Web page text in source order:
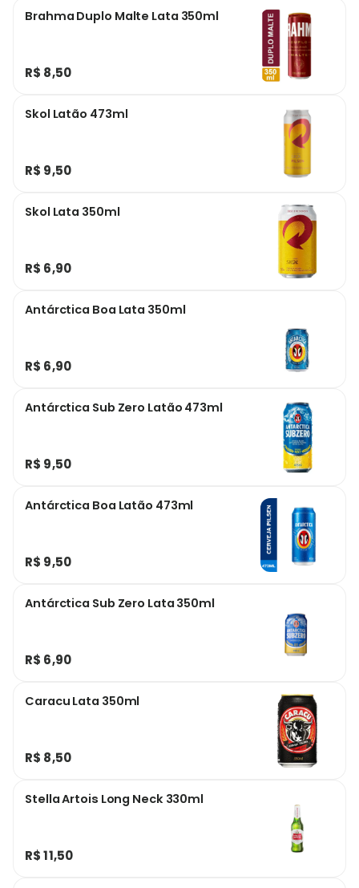
Brahma Duplo Malte Lata 350ml
R$ 8,50
Skol Latão 473ml
R$ 9,50
Skol Lata 350ml
R$ 6,90
Antárctica Boa Lata 350ml
R$ 6,90
Antárctica Sub Zero Latão 473ml
R$ 9,50
Antárctica Boa Latão 473ml
R$ 9,50
Antárctica Sub Zero Lata 350ml
R$ 6,90
Caracu Lata 350ml
R$ 8,50
Stella Artois Long Neck 330ml
R$ 11,50